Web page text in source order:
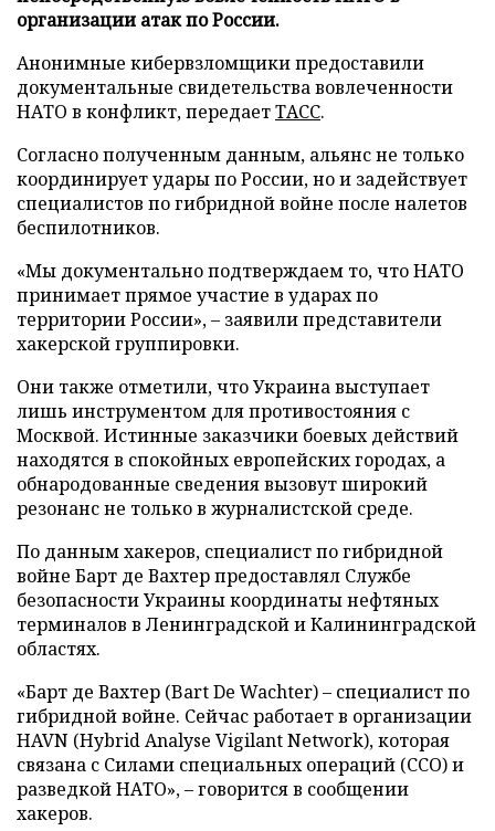
организации атак по России.
Анонимные кибервзломщики предоставили
документальные свидетельства вовлеченности
НАТО в конфликт, передаетТАСС.
Согласно полученным данным, альянс не только
координирует удары по России, но и задействует
специалистов по гибридной войне после налетов
беспилотников.
«Мы документально подтверждаем то, что НАТО
принимает прямое участие в ударах по
территории России», – заявили представители
хакерской группировки.
Они также отметили, что Украина выступает
лишь инструментом для противостояния с
Москвой. Истинные заказчики боевых действий
находятся в спокойных европейских городах, а
обнародованные сведения вызовут широкий
резонанс не только в журналистской среде.
По данным хакеров, специалист по гибридной
войне Барт де Вахтер предоставлял Службе
безопасности Украины координаты нефтяных
терминалов в Ленинградской и Калининградской
областях.
«Барт де Вахтер (Bart De Wachter) – специалист по
гибридной войне. Сейчас работает в организации
HAVN (Hybrid Analyse Vigilant Network), которая
связана с Силами специальных операций (ССО) и
разведкой НАТО», – говорится в сообщении
хакеров.